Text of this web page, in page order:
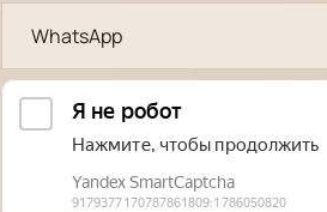
WhatsApp